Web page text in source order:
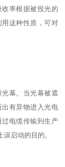
率根据被投光的
这种性质，可对
幕。当光幕被遮
有异物进入光电
电缆传输到生产
启动的目的。